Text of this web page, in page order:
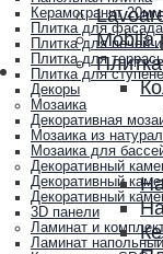
Керамогранит 20мм
Плитка для фасада
Плитка для печей
Плитка для
Плитка для
Декоры
Мозаика
Декоративная
Мозаика из
Мозаика для
Декоративный
Декоративный
Декоративный
3D панели
Ламинат и
Ламинат напольный
Mobila
Плитка